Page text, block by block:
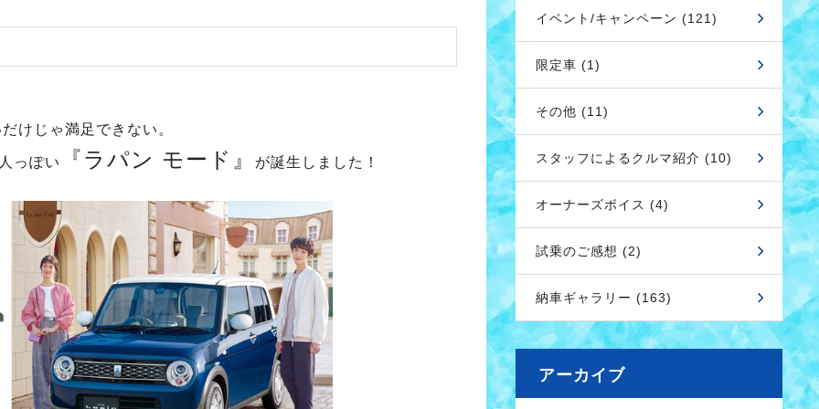
けじゃ満足できない。
っぽい 『ラパン モード』 が誕生しました！
イベント/キャンペーン (121)
限定車 (1)
その他 (11)
スタッフによるクルマ紹介 (10)
オーナーズボイス (4)
試乗のご感想 (2)
納車ギャラリー (163)
アーカイブ